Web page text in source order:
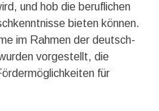
und hob die beruflichen
bieten können.
im Rahmen der deutsch-
vorgestellt, die
für